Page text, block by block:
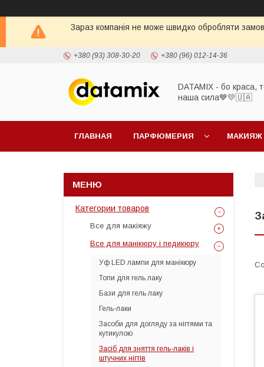
Зараз компанія не може швидко обробляти
+380 (93) 308-30-20 +380 (96) 012-14-36
DATAMIX - бо краcа,
наша сила​💙💛🇺🇦​
ГЛАВНАЯ ПАРФЮМЕРИЯ МАКИЯЖ
Категории товаров
Все для макіяжу
Все для манікюру і педикюру
Уф LED лампи для манікюру
Топи для гель лаку
Бази для гель лаку
Гель-лаки
Засоби для догляду за нігтями та
кутикулою
Засіб для зняття гель-лаків і
штучних нігтів